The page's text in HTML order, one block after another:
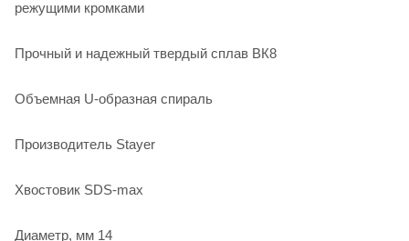
режущими кромками
Прочный и надежный твердый сплав ВК8
Объемная U-образная спираль
Производитель Stayer
Хвостовик SDS-max
Диаметр, мм 14